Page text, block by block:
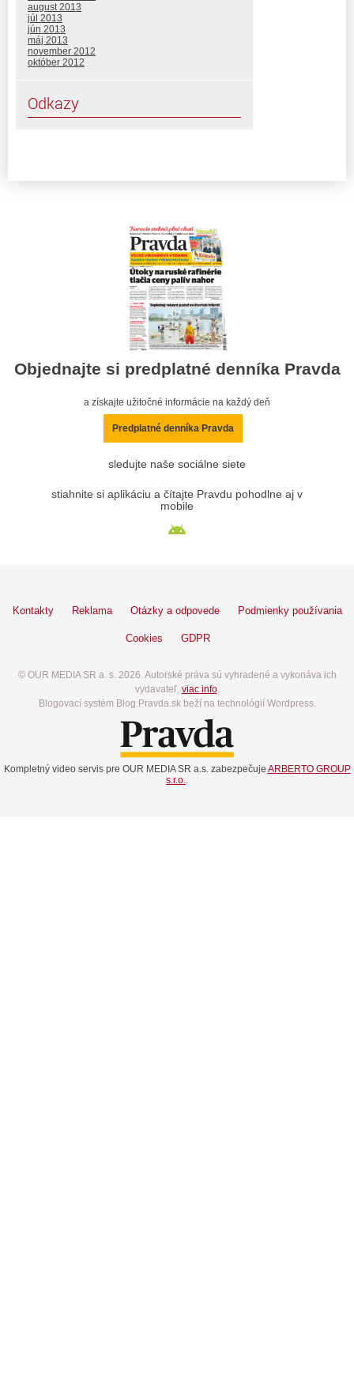
august 2013
júl 2013
jún 2013
máj 2013
november 2012
október 2012
Odkazy
Objednajte si predplatné denníka Pravda
a získajte užitočné informácie na každý deň
Predplatné denníka Pravda
sledujte naše sociálne siete
stiahnite si aplikáciu a čítajte Pravdu pohodlne aj v
mobile
Kontakty Reklama Otázky a odpovede Podmienky používania
Cookies GDPR
© OUR MEDIA SR a. s. 2026. Autorské práva sú vyhradené a vykonáva ich
vydavateľ, viac info.
Blogovací systém Blog.Pravda.sk beží na technológií Wordpress.
Kompletný video servis pre OUR MEDIA SR a.s. zabezpečuje ARBERTO GROUP
s.r.o..